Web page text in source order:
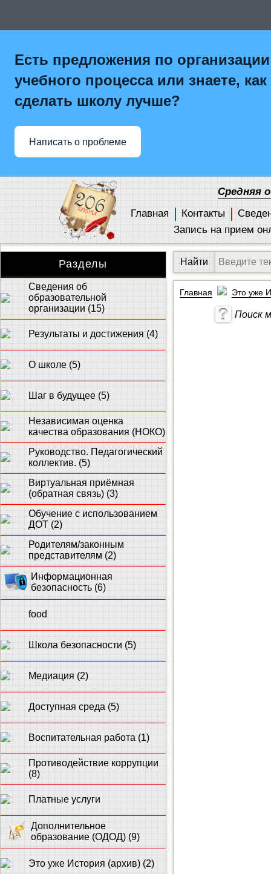
Есть предложения по организации
учебного процесса или знаете, как
сделать школу лучше?
Написать о проблеме
Средняя
Главная
Контакты
Запись на прием
Разделы
Сведения об
образовательной
организации (15)
Результаты и достижения (4)
О школе (5)
Шаг в будущее (5)
Независимая оценка
качества образования (НОКО)
Руководство. Педагогический
коллектив. (5)
Виртуальная приёмная
(обратная связь) (3)
Обучение с использованием
ДОТ (2)
Родителям/законным
представителям (2)
Информационная
безопасность (6)
food
Школа безопасности (5)
Медиация (2)
Доступная среда (5)
Воспитательная работа (1)
Противодействие коррупции
(8)
Платные услуги
Дополнительное
образование (ОДОД) (9)
Это уже История (архив) (2)
Главная Это уже
Поиск